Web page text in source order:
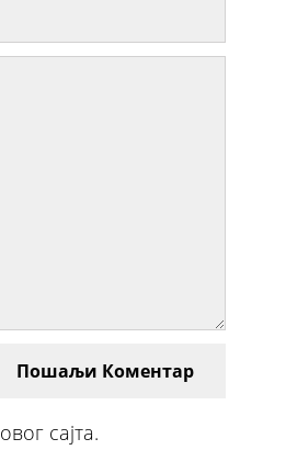
Пошаљи Коментар
овог сајта.